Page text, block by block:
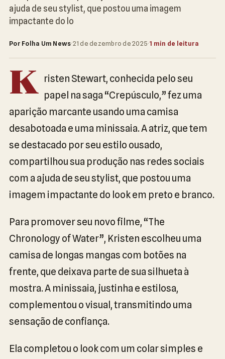
ajuda de seu stylist, que postou uma imagem
impactante do lo
Por Folha Um News·21 de dezembro de 2025·1 min de leitura
K
risten Stewart, conhecida pelo seu
papel na saga “Crepúsculo,” fez uma
aparição marcante usando uma camisa
desabotoada e uma minissaia. A atriz, que tem
se destacado por seu estilo ousado,
compartilhou sua produção nas redes sociais
com a ajuda de seu stylist, que postou uma
imagem impactante do look em preto e branco.
Para promover seu novo filme, “The
Chronology of Water”, Kristen escolheu uma
camisa de longas mangas com botões na
frente, que deixava parte de sua silhueta à
mostra. A minissaia, justinha e estilosa,
complementou o visual, transmitindo uma
sensação de confiança.
Ela completou o look com um colar simples e